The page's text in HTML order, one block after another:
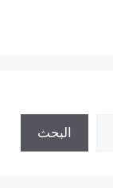
البحث